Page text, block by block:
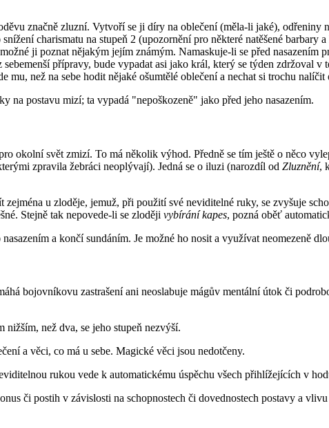
značně zluzní. Vytvoří se ji díry na oblečení (měla-li jaké),
charismatu na stupeň 2 (upozornění pro některé natěšené
ji poznat nějakým jejím známým. Namaskuje-li se před
přípravy, bude vypadat asi jako král, který se týden zdržoval
mu, než na sebe hodit nějaké ošumtělé oblečení a nechat si trochu
na postavu mizí; ta vypadá "nepoškozeně" jako před jeho nasazením.
okolní svět zmizí. To má několik výhod. Předně se tím ještě o něco
zpravila žebráci neoplývají). Jedná se o iluzi (narozdíl od Zluznění,
u zloděje, jemuž, při použití své neviditelné ruky, se zvyšuje
Stejně tak nepovede-li se zloději vybírání kapes, pozná oběť
a končí sundáním. Je možné ho nosit a využívat neomezeně
bojovníkovu zastrašení ani neoslabuje mágův mentální útok či
nižším, než dva, se jeho stupeň nezvýší.
a věci, co má u sebe. Magické věci jsou nedotčeny.
rukou vede k automatickému úspěchu všech přihlížejících v
či postih v závislosti na schopnostech či dovednostech postavy a